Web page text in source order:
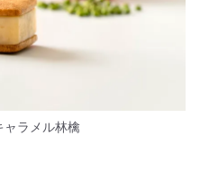
ャラメル林檎